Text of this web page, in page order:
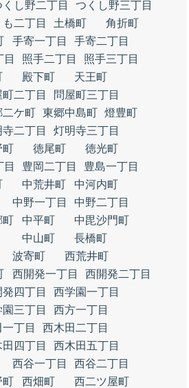
くし野二丁目
つくし野三丁目
二丁目 土橋町
角折町
手寄一丁目
手寄二丁目
目 照手二丁目
照手三丁目
殿下町
天王町
町二丁目
問屋町三丁目
二ケ町 東郷中島町 燈豊町
二丁目
灯明寺三丁目
町 徳尾町
徳光町
目 豊岡二丁目
豊島一丁目
中荒井町
中河内町
中野一丁目
中野二丁目
町 中平町
中毘沙門町
中山町
長橋町
波寄町
西荒井町
西開発一丁目
西開発二丁目
四丁目
西学園一丁目
三丁目
西方一丁目
丁目
西木田二丁目
四丁目
西木田五丁目
西谷一丁目
西谷二丁目
町 西畑町
西二ツ屋町